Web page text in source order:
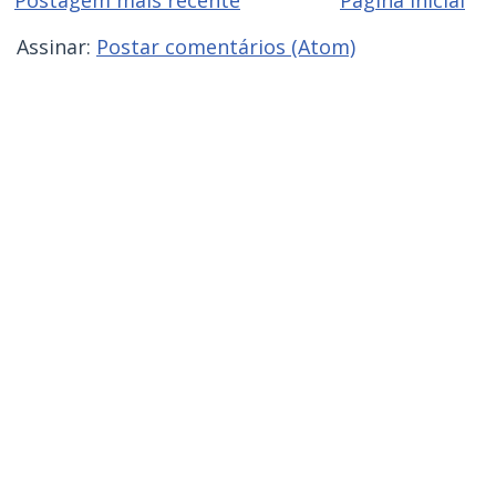
Assinar: Postar comentários (Atom)